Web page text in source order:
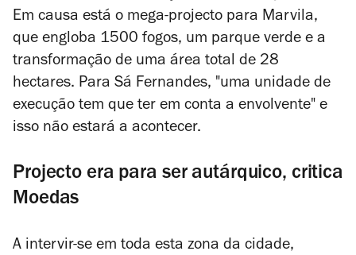
Em causa está o mega-projecto para Marvila,
que engloba 1500 fogos, um parque verde e a
transformação de uma área total de 28
hectares. Para Sá Fernandes, "uma unidade de
execução tem que ter em conta a envolvente" e
isso não estará a acontecer.
Projecto era para ser autárquico, critica
Moedas
A intervir-se em toda esta zona da cidade,